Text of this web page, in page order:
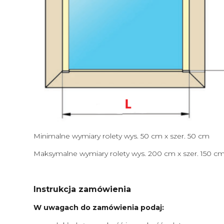
Minimalne wymiary rolety wys. 50 cm x szer. 50 cm
Maksymalne wymiary rolety wys. 200 cm x szer. 150
Instrukcja zamówienia
W uwagach do zamówienia podaj: